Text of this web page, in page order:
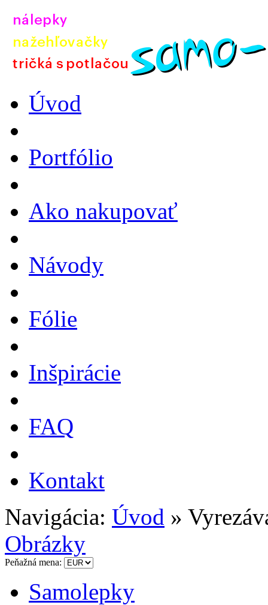
Úvod
Portfólio
Ako nakupovať
Návody
Fólie
Inšpirácie
FAQ
Kontakt
Navigácia: Úvod »
Obrázky
Peňažná mena:
Samolepky